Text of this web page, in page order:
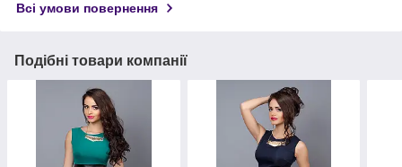
Всі умови повернення
Подібні товари компанії